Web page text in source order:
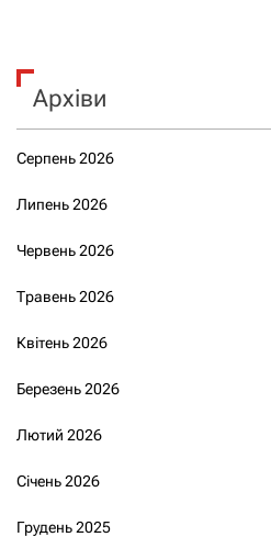
Архіви
Серпень 2026
Липень 2026
Червень 2026
Травень 2026
Квітень 2026
Березень 2026
Лютий 2026
Січень 2026
Грудень 2025